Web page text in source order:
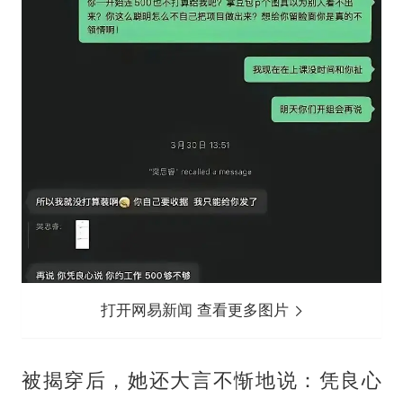
打开网易新闻 查看更多图片
被揭穿后，她还大言不惭地说：凭良心